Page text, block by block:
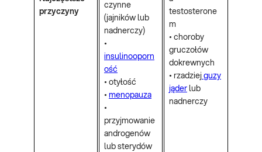
przyczyny
czynne
(jajników lub
nadnerczy)
•
insulinooporn
ość
• otyłość
• menopauza
•
przyjmowanie
androgenów
lub sterydów
testosterone
m
• choroby
gruczołów
dokrewnych
• rzadziej guzy
jąder lub
nadnerczy